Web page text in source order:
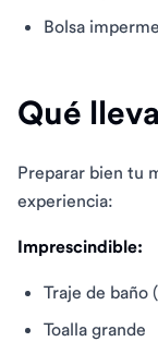
Bolsa
Qué
Preparar bien tu
experiencia:
Imprescindible:
Traje de baño
Toalla grande